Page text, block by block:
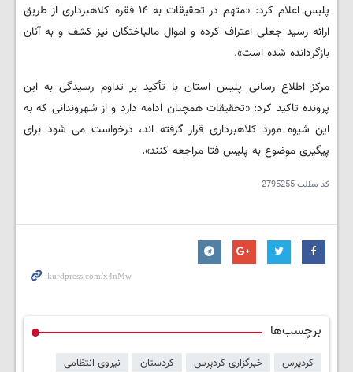
پلیس اعلام کرد: «متهم در تحقیقات به ۱۴ فقره کلاهبرداری از طریق
ارائه رسید جعلی اعتراف کرده و اموال مالباختگان نیز کشف و به آنان
بازگردانده شده است».
مرکز اطلاع رسانی پلیس استان با تأکید بر تداوم رسیدگی به این
پرونده تاکید کرد: «تحقیقات همچنان ادامه دارد و از شهروندانی که به
این شیوه مورد کلاهبرداری قرار گرفته اند، درخواست می شود برای
پیگیری موضوع به پلیس فتا مراجعه کنند».
کد مطلب2795255
برچسب‌ها
کردپرس خبرگزاری کردپرس کردستان
نیروی انتظامی